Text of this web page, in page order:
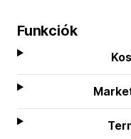
Funkciók